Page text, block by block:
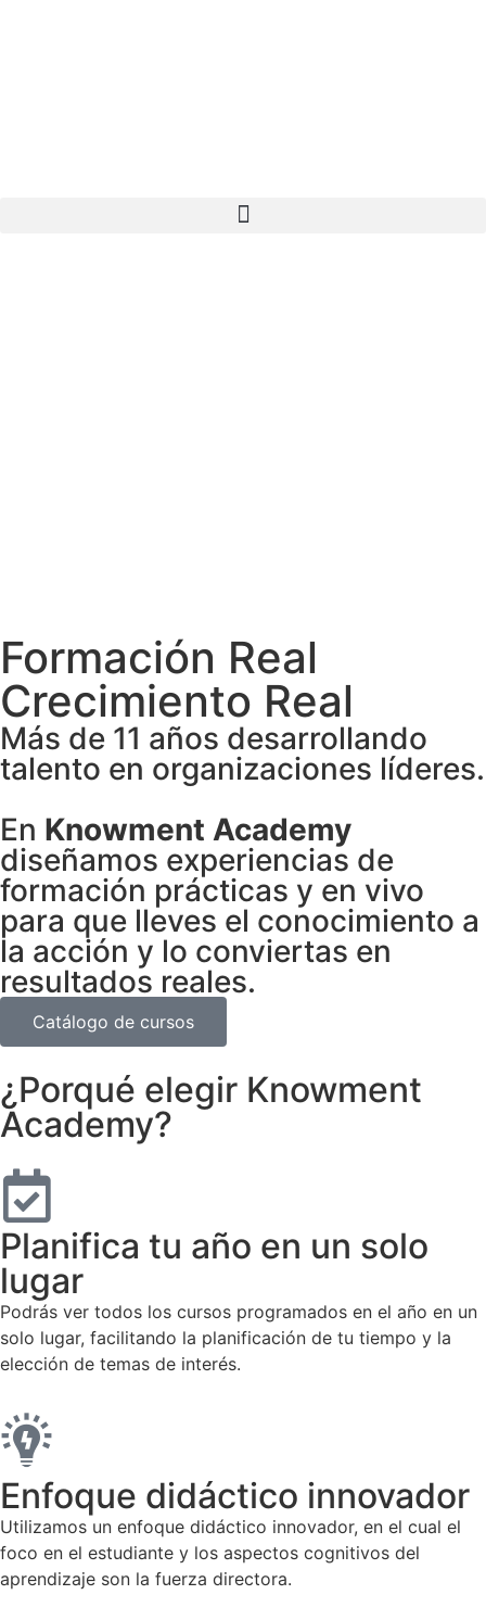
Formación Real
Crecimiento Real
Más de 11 años desarrollando
talento en organizaciones líderes.
En Knowment Academy
diseñamos experiencias de
formación prácticas y en vivo
para que lleves el conocimiento a
la acción y lo conviertas en
resultados reales.
Catálogo de cursos
¿Porqué elegir Knowment
Academy?
Planifica tu año en un solo
lugar
Podrás ver todos los cursos programados en el año en un
solo lugar, facilitando la planificación de tu tiempo y la
elección de temas de interés.
Enfoque didáctico innovador
Utilizamos un enfoque didáctico innovador, en el cual el
foco en el estudiante y los aspectos cognitivos del
aprendizaje son la fuerza directora.